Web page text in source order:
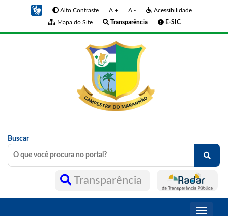
Alto Contraste A + A -
Acessibilidade
Mapa do Site
Transparência E-SIC
Buscar
Transparência
Toggle